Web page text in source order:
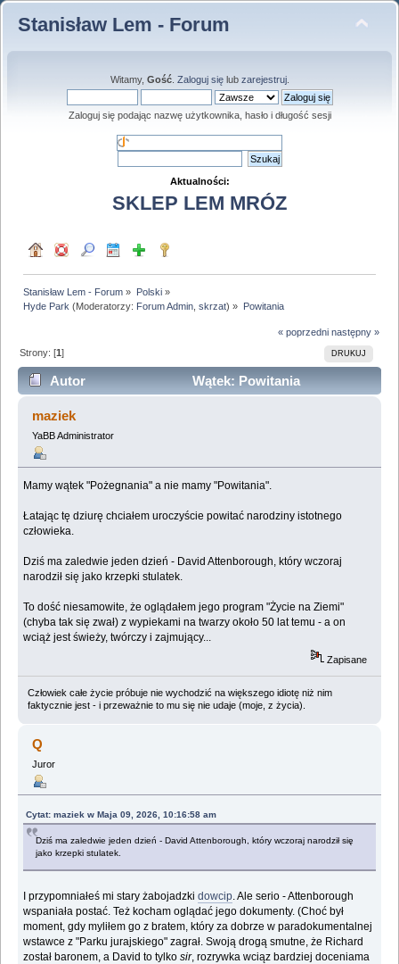
Stanisław Lem - Forum
Witamy, Gość. Zaloguj sięlub zarejestruj.
Zaloguj się podając nazwę użytkownika, hasło i długość sesji
Aktualności:
SKLEP LEM MRÓZ
Stanisław Lem - Forum » Polski»
Hyde Park (Moderatorzy: Forum Admin ,skrzat) » Powitania
« poprzedni następny »
DRUKUJ
Strony: [1]
Autor
Wątek: Powitania
(Przeczytany 8403 razy)
maziek
YaBB Administrator
Mamy wątek "Pożegnania" a nie mamy "Powitania".
Łatając tę dziurę chciałem uroczyście powitać narodziny istotnego
człowieka.
Dziś ma zaledwie jeden dzień - David Attenborough, który wczoraj
narodził się jako krzepki stulatek.
To dość niesamowite, że oglądałem jego program "Życie na Ziemi"
(chyba tak się zwał) z wypiekami na twarzy około 50 lat temu - a on
wciąż jest świeży, twórczy i zajmujący...
Zapisane
Człowiek całe życie próbuje nie wychodzić na większego idiotę niż nim
faktycznie jest - i przeważnie to mu się nie udaje (moje, z życia).
Q
Juror
Cytat: maziek w Maja 09, 2026, 10:16:58 am
Dziś ma zaledwie jeden dzień - David Attenborough, który wczoraj narodził się
jako krzepki stulatek.
I przypomniałeś mi stary żabojadzkidowcip. Ale serio - Attenborough
wspaniała postać. Też kocham oglądać jego dokumenty. (Choć był
moment, gdy myliłem go z bratem, który za dobrze w paradokumentalnej
wstawce z "Parku jurajskiego" zagrał. Swoją drogą smutne, że Richard
został baronem, a David to tylkosir, rozrywka wciąz bardziej doceniama